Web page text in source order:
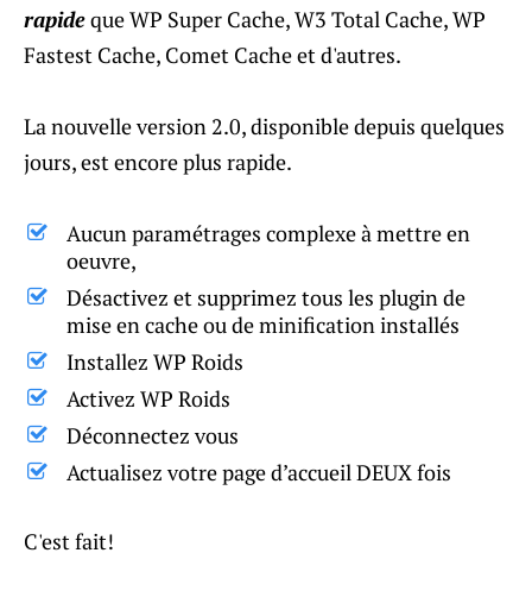
rapideque WP Super Cache, W3 Total Cache, WP
Fastest Cache, Comet Cache et d'autres.
La nouvelle version 2.0, disponible depuis quelques
jours, est encore plus rapide.
Aucun paramétrages complexe à mettre en
oeuvre,
Désactivez et supprimez tous les plugin de
mise en cache ou de minification installés
Installez WP Roids
Activez WP Roids
Déconnectez vous
Actualisez votre page d’accueil DEUX fois
C'est fait!